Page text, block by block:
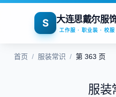
S 大连思戴尔服
工作服 · 职业装 · 校服
首页 / 服装常识 / 第 363 页
服装